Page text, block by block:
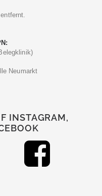
Neumarkt
INSTAGRAM,